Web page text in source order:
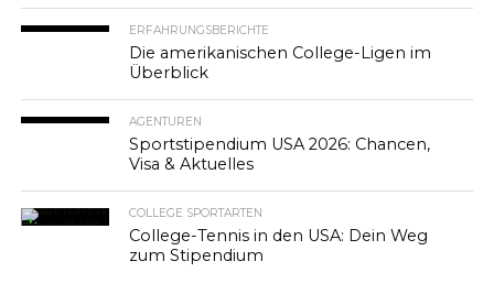
ERFAHRUNGSBERICHTE
Die amerikanischen College-Ligen im
Überblick
AGENTUREN
Sportstipendium USA 2026: Chancen,
Visa & Aktuelles
COLLEGE SPORTARTEN
College-Tennis in den USA: Dein Weg
zum Stipendium